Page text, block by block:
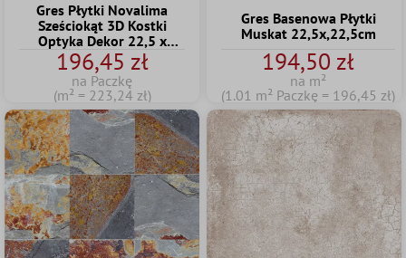
Gres Płytki Novalima
Sześciokąt 3D Kostki
Optyka Dekor 22,5 x
25,9cm
196,45 zł
na Paczkę
(m² = 223,24 zł)
Gres Basenowa Płytki
Muskat 22,5x,22,5cm
194,50 zł
na m²
(1.01 m² Paczkę = 196,45 zł)